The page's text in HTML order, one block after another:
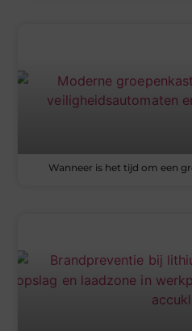
Wanneer is het tijd om een